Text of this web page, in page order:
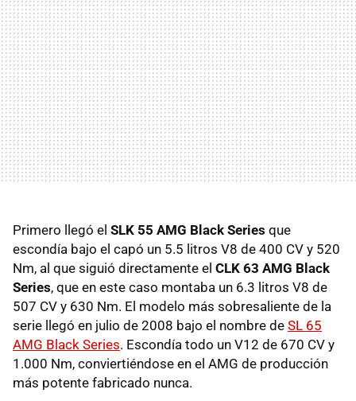
Primero llegó el SLK 55 AMG Black Series que
escondía bajo el capó un 5.5 litros V8 de 400 CV y 520
Nm, al que siguió directamente el CLK 63 AMG Black
Series, que en este caso montaba un 6.3 litros V8 de
507 CV y 630 Nm. El modelo más sobresaliente de la
serie llegó en julio de 2008 bajo el nombre de SL 65
AMG Black Series. Escondía todo un V12 de 670 CV y
1.000 Nm, conviertiéndose en el AMG de producción
más potente fabricado nunca.